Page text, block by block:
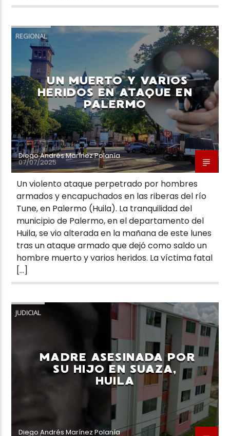
REGIONAL
UN MUERTO Y VARIOS
HERIDOS EN ATAQUE EN
PALERMO
Diego Andrés Marínez Polanía
07/07/2025
Un violento ataque perpetrado por hombres
armados y encapuchados en las riberas del río
Tune, en Palermo (Huila). La tranquilidad del
municipio de Palermo, en el departamento del
Huila, se vio alterada en la mañana de este lunes
tras un ataque armado que dejó como saldo un
hombre muerto y varios heridos. La víctima fatal
[…]
JUDICIAL
MADRE ASESINADA POR
SU HIJO EN SUAZA,
HUILA
Diego Andrés Marínez Polanía